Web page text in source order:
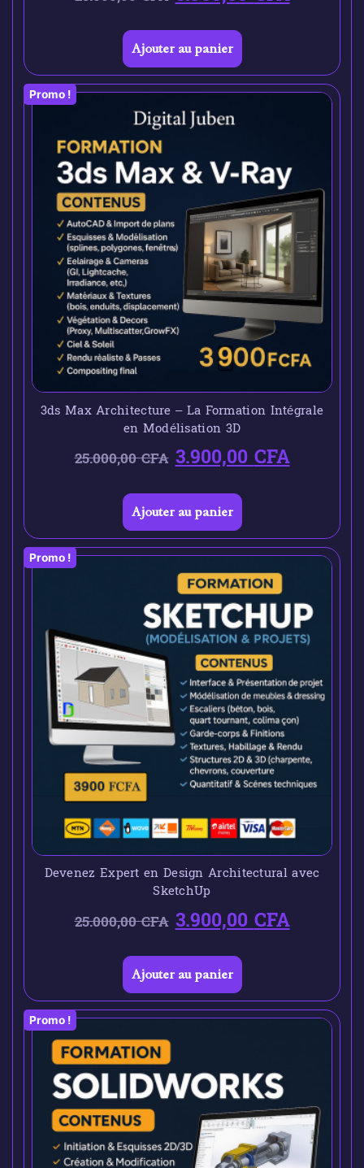
Ajouter au panier
Promo !
3ds Max Architecture – La Formation Intégrale
en Modélisation 3D
25.000,00CFA 3.900,00CFA
Ajouter au panier
Promo !
Devenez Expert en Design Architectural avec
SketchUp
25.000,00CFA 3.900,00CFA
Ajouter au panier
Promo !